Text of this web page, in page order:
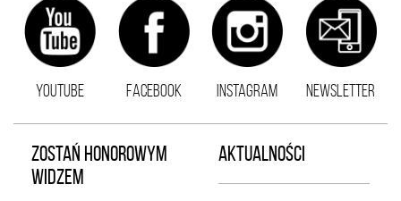
YOUTUBE FACEBOOK INSTAGRAM NEWSLETTER
ZOSTAŃ HONOROWYM
WIDZEM
AKTUALNOŚCI